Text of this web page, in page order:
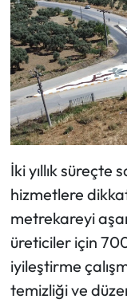
İki yıllık süreçte
hizmetlere
metrekareyi
üreticiler için
iyileştirme
temizliği ve